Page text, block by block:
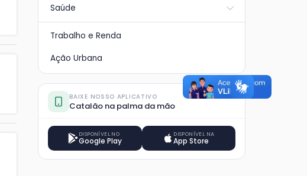
Saúde
Trabalho e Renda
Ação Urbana
BAIXE NOSSO APLICATIVO
Catalão na palma da mão
DISPONÍVEL NO
Google Play
DISPONÍVEL NA
App Store